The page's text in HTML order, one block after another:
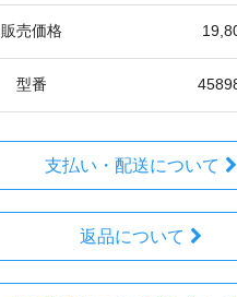
販売価格
型番
支払い・配送について
返品について